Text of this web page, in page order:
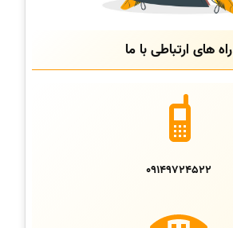
راه های ارتباطی با ما
09149724522